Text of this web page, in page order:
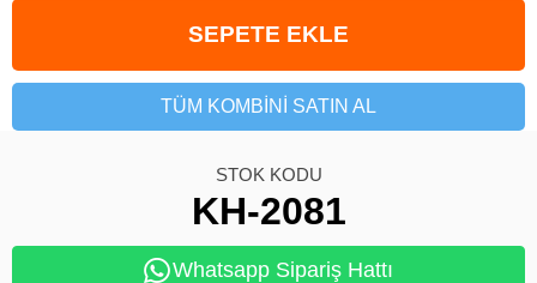
TÜM KOMBINI SATIN AL
STOK KODU
KH-2081
Whatsapp Sipariş Hattı